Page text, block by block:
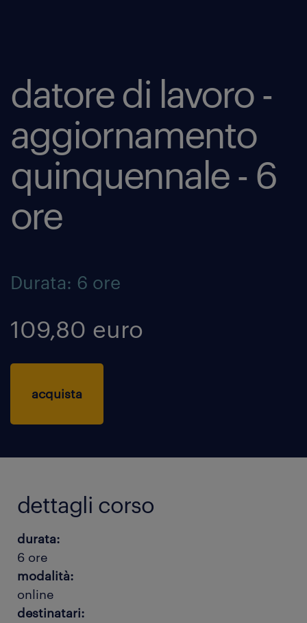
datore di lavoro -
aggiornamento
quinquennale - 6
ore
Durata: 6 ore
109,80 euro
acquista
dettagli corso
durata:
6 ore
modalità:
online
destinatari: